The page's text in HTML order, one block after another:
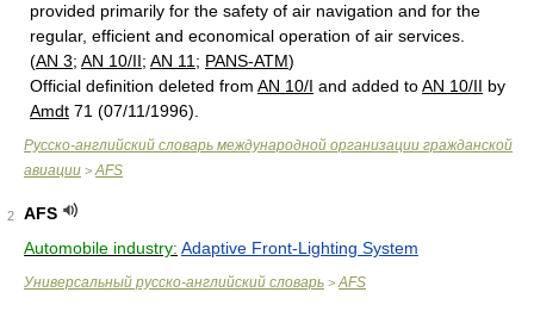
provided primarily for the safety of air navigation and for the
regular, efficient and economical operation of air services.
(AN 3; AN 10/II; AN 11 ; PANS-ATM)
Official definition deleted from AN 10/I and added toAN 10/II by
Amdt 71 (07/11/1996).
Русско-английский словарь международной организации гражданской
авиации > AFS
2
AFS
Automobile industry: Adaptive Front-Lighting System
Универсальный русско-английский словарь > AFS